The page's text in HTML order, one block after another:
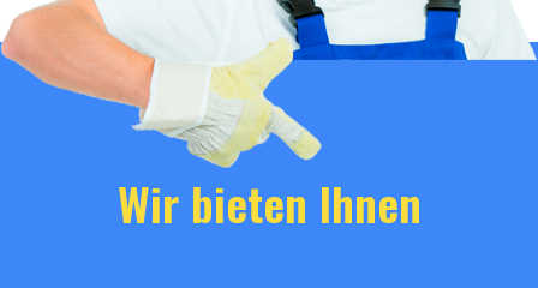
Wir bieten Ihnen